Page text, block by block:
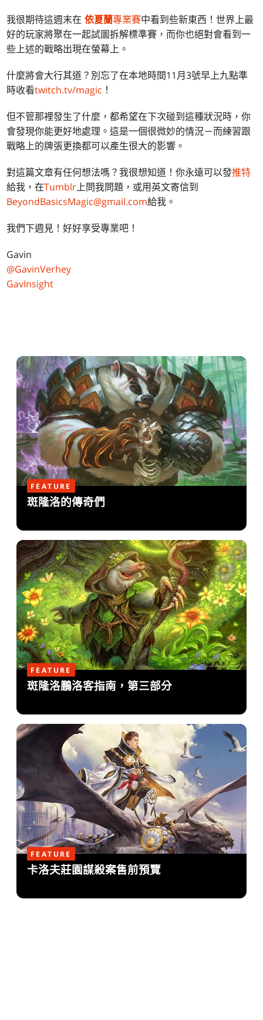
我很期待這週末在 依夏蘭專業賽中看到些新東西！世界上最
好的玩家將聚在一起試圖拆解標準賽，而你也絕對會看到一
些上述的戰略出現在螢幕上。
什麼將會大行其道？別忘了在本地時間11月3號早上九點準
時收看twitch.tv/magic ！
但不管那裡發生了什麼，都希望在下次碰到這種狀況時，你
會發現你能更好地處理。這是一個很微妙的情況－而練習跟
戰略上的牌張更換都可以產生很大的影響。
對這篇文章有任何想法嗎？我很想知道！你永遠可以發推特
給我，在Tumblr上問我問題，或用英文寄信到
BeyondBasicsMagic@gmail.com給我。
我們下週見！好好享受專業吧！
Gavin
@GavinVerhey
GavInsight
FEATURE
斑隆洛的傳奇們
FEATURE
斑隆洛鵬洛客指南，第三部分
FEATURE
卡洛夫莊園謀殺案售前預覽